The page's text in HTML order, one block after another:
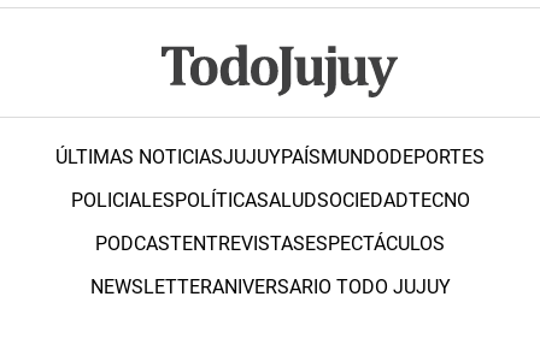
ÚLTIMAS NOTICIASJUJUYPAÍSMUNDODEPORTES
POLICIALESPOLÍTICASALUDSOCIEDADTECNO
PODCASTENTREVISTASESPECTÁCULOS
NEWSLETTERANIVERSARIO TODO JUJUY